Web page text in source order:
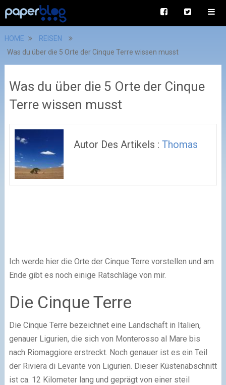
HOME
REISEN
Was du über die 5 Orte der Cinque Terre wissen musst
Was du über die 5 Orte der Cinque
Terre wissen musst
Autor Des Artikels :Thomas
Ich werde hier die Orte der Cinque Terre vorstellen und am
Ende gibt es noch einige Ratschläge von mir.
Die Cinque Terre
Die Cinque Terre bezeichnet eine Landschaft in Italien,
genauer Ligurien, die sich von Monterosso al Mare bis
nach Riomaggiore erstreckt. Noch genauer ist es ein Teil
der Riviera di Levante von Ligurien. Dieser Küstenabschnitt
ist ca. 12 Kilometer lang und geprägt von einer steil